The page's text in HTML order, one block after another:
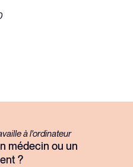
médecin ou un
?